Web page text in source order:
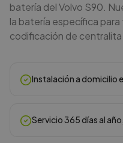
batería del Volvo S90.
la batería específica
codificación de centralita
Instalación a domicilio
Servicio 365 días al